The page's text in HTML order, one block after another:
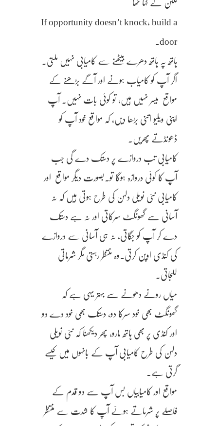
If opportunity doesn’t knock, build a
door.
ہاتھ پہ ہاتھ دھرے بیٹھنے سے کامیابی نہیں ملتی.
اگر آپ کو کامیاب ہونے اور آگے بڑھنے کے
مواقع میسر نہیں ہیں، تو کوئی بات نہیں. آپ
اپنی ویلیو اتنی بڑھا دیں، کہ مواقع خود آپ کو
ڈھونڈتے پھریں.
کامیابی تب دروازے پر دستک دے گی جب
آپ کا کوئی دروازہ ہوگا تو.بصورت دیگر مواقع اور
کامیابی نئی نویلی دلہن کی طرح ہوتی ہیں کہ نہ
آسانی سے گھونگٹ سرکاتی اور نہ ہے دستک
دے کر آپ کو جگاتی، نہ ہی آسانی سے دروازے
کی کنڈی اوپن کرتی.وہ منتظر رہتی مگر شرماتی
للجاتی.
میاں رونے دھونے سے بہتر یہی ہے کہ
گھونگٹ بھی خود سرکا دو، دستک بھی خود دے دو
اور کنڈی پر بھی ہاتھ مارو، پھر دیکھنا کہ نئی نویلی
دلہن کی طرح کامیابی آپ کے بانہوں میں کیسے
گرتی ہے.
مواقع اور کامیابیاں بس آپ سے دو قدم کے
فاصلے پر شرماتے ہوئے آپ کا شدت سے منتظر